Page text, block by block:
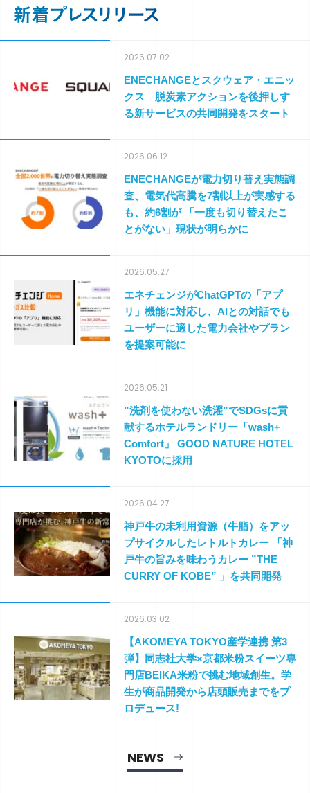
2026.07.02
ENECHANGEとスクウェア・エニッ
クス 脱炭素アクションを後押しす
る新サービスの共同開発をスタート
2026.06.12
ENECHANGEが電力切り替え実態調
査、電気代高騰を7割以上が実感する
も、約6割が 「一度も切り替えたこ
とがない」現状が明らかに
2026.05.27
エネチェンジがChatGPTの「アプ
リ」機能に対応し、AIとの対話でも
ユーザーに適した電力会社やプラン
を提案可能に
2026.05.21
”洗剤を使わない洗濯”でSDGsに貢
献するホテルランドリー「wash+
Comfort」 GOOD NATURE HOTEL
KYOTOに採用
2026.04.27
神戸牛の未利用資源（牛脂）をアッ
プサイクルしたレトルトカレー 「神
戸牛の旨みを味わうカレー ”THE
CURRY OF KOBE” 」を共同開発
2026.03.02
【AKOMEYA TOKYO産学連携 第3
弾】同志社⼤学×京都⽶粉スイーツ専
⾨店BEIKA⽶粉で挑む地域創⽣。学
⽣が商品開発から店頭販売までをプ
ロデュース!
NEWS